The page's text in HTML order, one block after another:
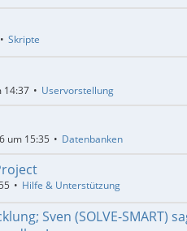
Skripte
14:37 Uservorstellung
um 15:35 Datenbanken
Hilfe & Unterstützung
Sven (SOLVE-SMART)